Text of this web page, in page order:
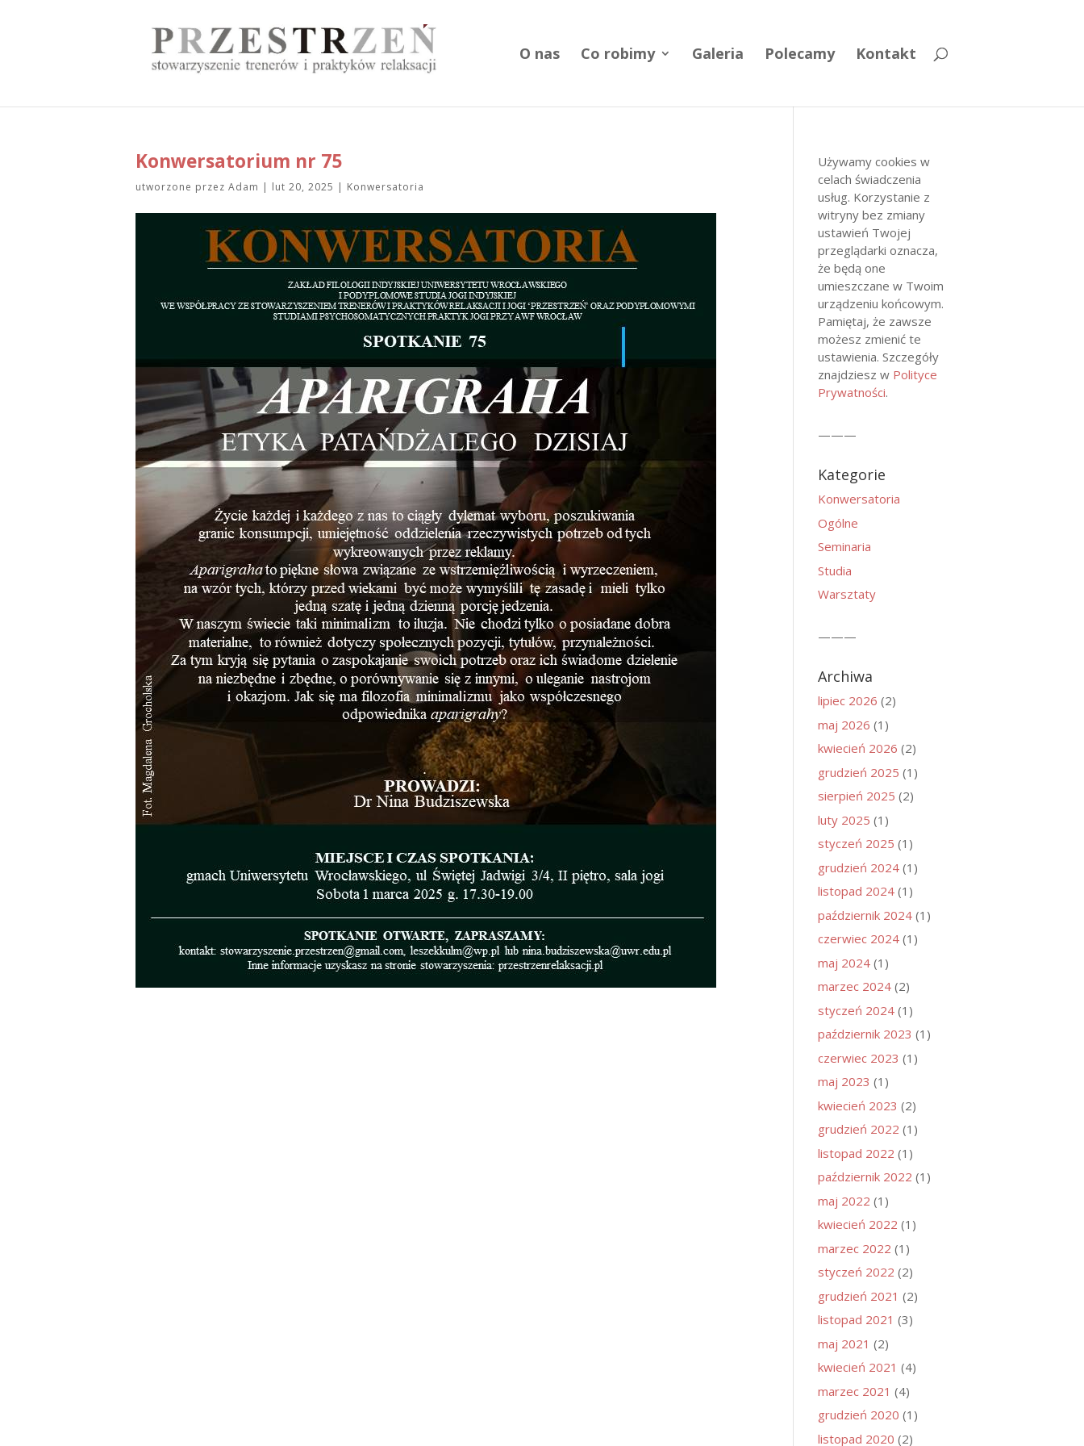
O nas Co robimy Galeria Polecamy Kontakt
Konwersatorium nr 75
utworzone przez Adam | lut 20, 2025 | Konwersatoria
Używamy cookies w
celach świadczenia
usług. Korzystanie z
witryny bez zmiany
ustawień Twojej
przeglądarki oznacza,
że będą one
umieszczane w Twoim
urządzeniu końcowym.
Pamiętaj, że zawsze
możesz zmienić te
ustawienia. Szczegóły
znajdziesz w Polityce
Prywatności.
———
Kategorie
Konwersatoria
Ogólne
Seminaria
Studia
Warsztaty
———
Archiwa
lipiec 2026 (2)
maj 2026 (1)
kwiecień 2026 (2)
grudzień 2025 (1)
sierpień 2025 (2)
luty 2025 (1)
styczeń 2025 (1)
grudzień 2024 (1)
listopad 2024 (1)
październik 2024 (1)
czerwiec 2024 (1)
maj 2024 (1)
marzec 2024 (2)
styczeń 2024 (1)
październik 2023 (1)
czerwiec 2023 (1)
maj 2023 (1)
kwiecień 2023 (2)
grudzień 2022 (1)
listopad 2022 (1)
październik 2022 (1)
maj 2022 (1)
kwiecień 2022 (1)
marzec 2022 (1)
styczeń 2022 (2)
grudzień 2021 (2)
listopad 2021 (3)
maj 2021 (2)
kwiecień 2021 (4)
marzec 2021 (4)
grudzień 2020 (1)
listopad 2020 (2)